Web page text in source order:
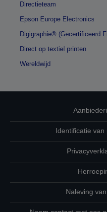
Directieteam
Epson Europe Electronics
Digigraphie® (Gecertificeerd
Direct op textiel printen
Wereldwijd
Identificatie
Naleving